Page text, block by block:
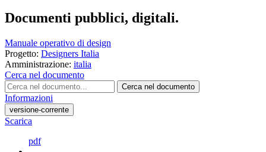
Documenti pubblici, digitali.
Manuale operativo di design
Progetto: Designers Italia
Amministrazione: italia
Cerca nel documento
Cerca nel documento
Informazioni
versione-corrente
Scarica
pdf